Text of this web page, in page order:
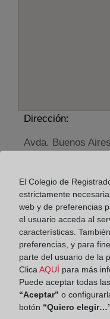
Dirección:
Avda. Buenos
Horario:
De lunes a
Agosto: De lunes
Los días 24 y 31
horas
Datos de contacto:
982 50 70 02
El Colegio de
estrictamente
web y de preferencias
el usuario acceda al
características.
preferencias, y para
parte del usuario de la
Clica AQUÍ para más
Puede aceptar todas
“Aceptar” o
botón “Quiero